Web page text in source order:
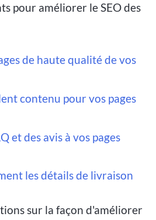
pour améliorer le SEO des
de haute qualité de vos
contenu pour vos pages
et des avis à vos pages
les détails de livraison
sur la façon d'améliorer